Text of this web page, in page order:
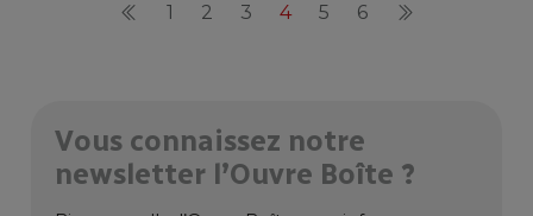
Vous connaissez notre
newsletter l’Ouvre Boîte ?
1 2 3 4 5 6